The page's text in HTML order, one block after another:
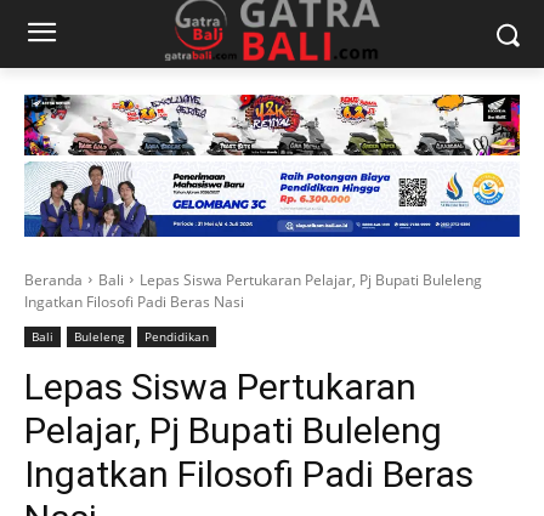
Beranda Bali
Lepas Siswa Pertukaran Pelajar, Pj Bupati Buleleng
Ingatkan Filosofi Padi Beras Nasi
Bali Buleleng Pendidikan
Lepas Siswa Pertukaran
Pelajar, Pj Bupati Buleleng
Ingatkan Filosofi Padi Beras